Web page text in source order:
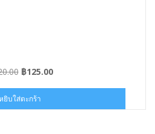
Original
was:
฿220.00.
฿125.00Current
฿125.00.
ยิบใส่ตะกร้า